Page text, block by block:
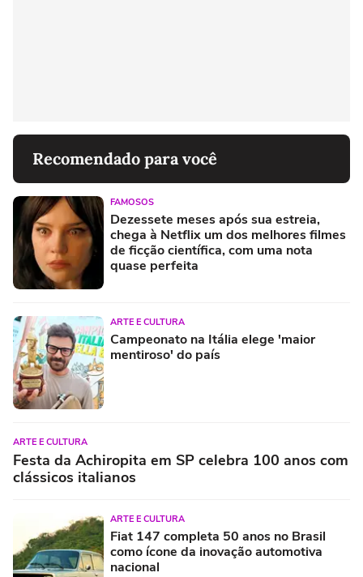
Recomendado para você
FAMOSOS
Dezessete meses após sua estreia,
chega à Netflix um dos melhores filmes
de ficção científica, com uma nota
quase perfeita
ARTE E CULTURA
Campeonato na Itália elege 'maior
mentiroso' do país
ARTE E CULTURA
Festa da Achiropita em SP celebra 100 anos com
clássicos italianos
ARTE E CULTURA
Fiat 147 completa 50 anos no Brasil
como ícone da inovação automotiva
nacional